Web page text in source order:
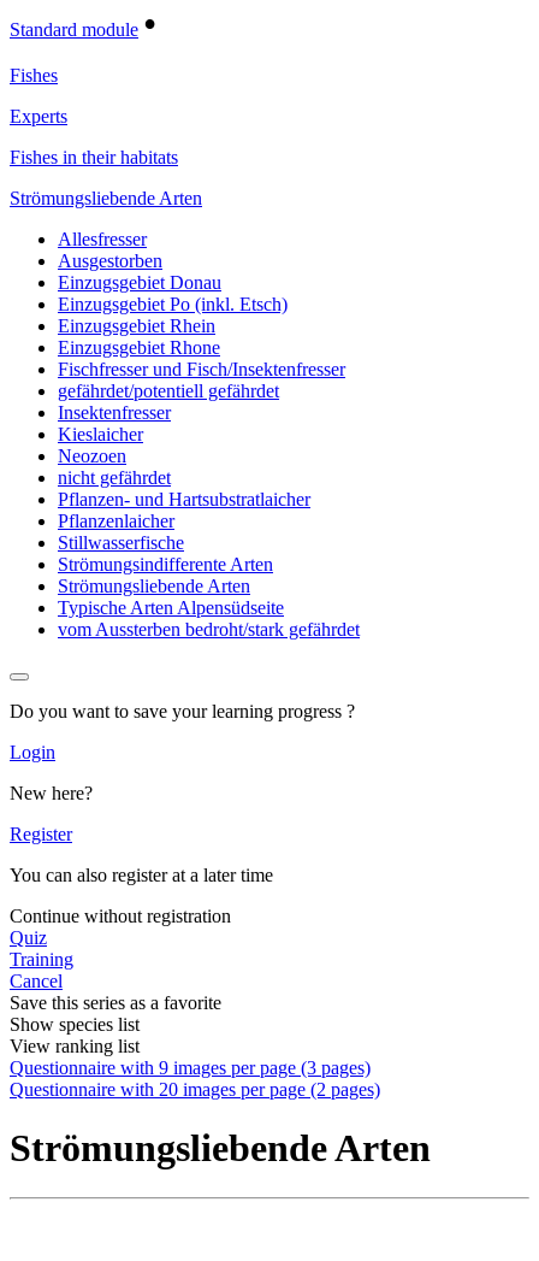
Standard module •
Fishes
Experts
Fishes in their habitats
Strömungsliebende Arten
Allesfresser
Ausgestorben
Einzugsgebiet Donau
Einzugsgebiet Po (inkl. Etsch)
Einzugsgebiet Rhein
Einzugsgebiet Rhone
Fischfresser und Fisch/Insektenfresser
gefährdet/potentiell gefährdet
Insektenfresser
Kieslaicher
Neozoen
nicht gefährdet
Pflanzen- und Hartsubstratlaicher
Pflanzenlaicher
Stillwasserfische
Strömungsindifferente Arten
Strömungsliebende Arten
Typische Arten Alpensüdseite
vom Aussterben bedroht/stark gefährdet
Do you want to save your learning progress ?
Login
New here?
Register
You can also register at a later time
Continue without registration
Quiz
Training
Cancel
Save this series as a favorite
Show species list
View ranking list
Questionnaire with 9 images per page (3 pages)
Questionnaire with 20 images per page (2 pages)
Strömungsliebende Arten